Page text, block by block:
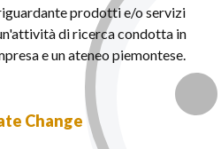
prodotti e/o servizi
di ricerca condotta in
e un ateneo piemontese.
Change